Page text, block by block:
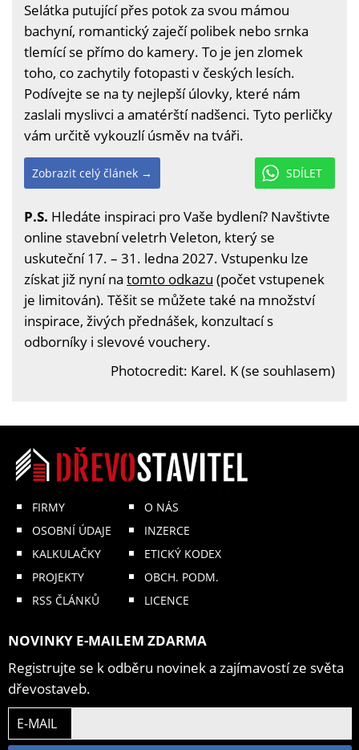
Selátka putující přes potok za svou mámou
bachyní, romantický zaječí polibek nebo srnka
tlemící se přímo do kamery. To je jen zlomek
toho, co zachytily fotopasti v českých lesích.
Podívejte se na ty nejlepší úlovky, které nám
zaslali myslivci a amatérští nadšenci. Tyto perličky
vám určitě vykouzlí úsměv na tváři.
SDÍLET
Zobrazit celý článek →
P.S. Hledáte inspiraci pro Vaše bydlení? Navštivte
online stavební veletrh Veleton, který se
uskuteční 17. – 31. ledna 2027. Vstupenku lze
získat již nyní na tomto odkazu (počet vstupenek
je limitován). Těšit se můžete také na množství
inspirace, živých přednášek, konzultací s
odborníky i slevové vouchery.
Photocredit: Karel. K (se souhlasem)
FIRMY
OSOBNÍ ÚDAJE
KALKULAČKY
PROJEKTY
RSS ČLÁNKŮ
O NÁS
INZERCE
ETICKÝ KODEX
OBCH. PODM.
LICENCE
NOVINKY E-MAILEM ZDARMA
Registrujte se k odběru novinek a zajímavostí ze světa
dřevostaveb.
E-MAIL